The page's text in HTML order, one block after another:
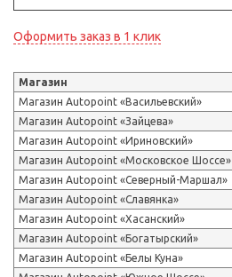
Оформить заказ в 1 клик
Магазин
Магазин Autopoint «Васильевский»
Магазин Autopoint «Зайцева»
Магазин Autopoint «Ириновский»
Магазин Autopoint «Московское Шоссе»
Магазин Autopoint «Северный-Маршал»
Магазин Autopoint «Славянка»
Магазин Autopoint «Хасанский»
Магазин Autopoint «Богатырский»
Магазин Autopoint «Белы Куна»